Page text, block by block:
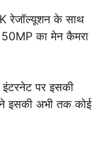
रेजॉल्यूशन के साथ
का मेन कैमरा
इंटरनेट पर इसकी
इसकी अभी तक कोई